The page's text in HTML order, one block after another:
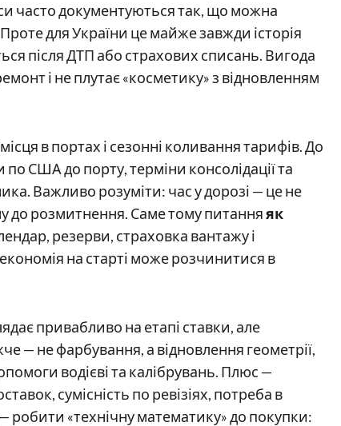
часто документуються так, що можна
для України це майже завжди історія
після ДТП або страхових списань. Вигода
і не плутає «косметику» з відновленням
в портах і сезонні коливання тарифів. До
США до порту, терміни консолідації та
Важливо розуміти: час у дорозі — це не
до розмитнення. Саме тому питанняяк
резерви, страховка вантажу і
на старті може розчинитися в
привабливо на етапі ставки, але
не фарбування, а відновлення геометрії,
водієві та калібрувань. Плюс —
сумісність по ревізіях, потреба в
робити «технічну математику» до покупки: